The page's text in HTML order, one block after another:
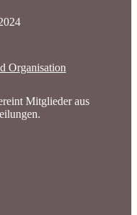
Organisation
Mitglieder aus